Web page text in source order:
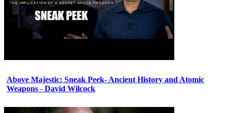
Above Majestic: Sneak Peek- Ancient History and Atomic
Weapons - David Wilcock